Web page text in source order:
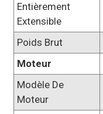
Entièrement
Extensible
Poids Brut
Moteur
Modèle De
Moteur